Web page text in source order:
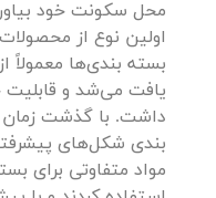
محل سکونت خود
اولین نوع از
بسته بندی‌ها معمولاً
یافت می‌شد و قابلیت
داشت. با گذشت زمان
بندی شکل‌های
مواد متفاوتی برای